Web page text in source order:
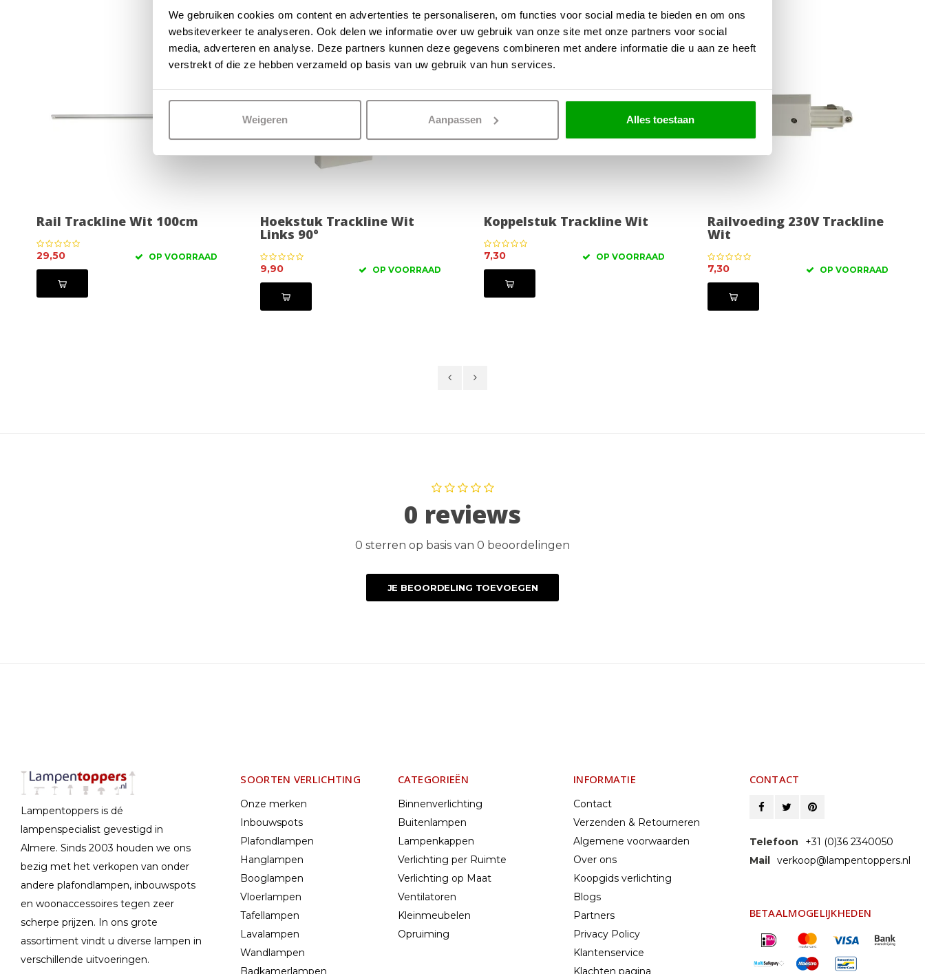
We gebruiken cookies om content en advertenties te personaliseren, om functies voor social media te bieden en om ons
websiteverkeer te analyseren. Ook delen we informatie over uw gebruik van onze site met onze partners voor social
media, adverteren en analyse. Deze partners kunnen deze gegevens combineren met andere informatie die u aan ze heeft
verstrekt of die ze hebben verzameld op basis van uw gebruik van hun services.
Weigeren Aanpassen Alles toestaan
Rail Trackline Wit 100cm
29,50 OP VOORRAAD
Hoekstuk Trackline Wit
Links 90°
9,90 OP VOORRAAD
Koppelstuk Trackline Wit
7,30 OP VOORRAAD
Railvoeding 230V Trackline
Wit
7,30 OP VOORRAAD
0 reviews
0 sterren op basis van 0 beoordelingen
JE BEOORDELING TOEVOEGEN
Lampentoppers is dé
lampenspecialist gevestigd in
Almere. Sinds 2003 houden we ons
bezig met het verkopen van onder
andere plafondlampen, inbouwspots
en woonaccessoires tegen zeer
scherpe prijzen. In ons grote
assortiment vindt u diverse lampen in
verschillende uitvoeringen.
SOORTEN VERLICHTING
Onze merken
Inbouwspots
Plafondlampen
Hanglampen
Booglampen
Vloerlampen
Tafellampen
Lavalampen
Wandlampen
Badkamerlampen
CATEGORIEËN
Binnenverlichting
Buitenlampen
Lampenkappen
Verlichting per Ruimte
Verlichting op Maat
Ventilatoren
Kleinmeubelen
Opruiming
INFORMATIE
Contact
Verzenden & Retourneren
Algemene voorwaarden
Over ons
Koopgids verlichting
Blogs
Partners
Privacy Policy
Klantenservice
Klachten pagina
CONTACT
Telefoon
+31 (0)36 2340050
Mail
verkoop@lampentoppers.nl
BETAALMOGELIJKHEDEN